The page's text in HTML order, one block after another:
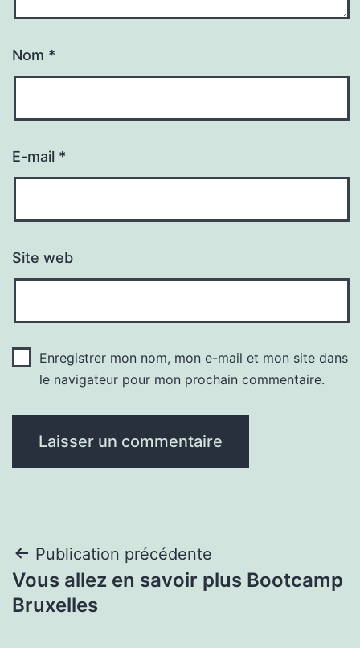
Nom *
E-mail *
Site web
Enregistrer mon nom, mon e-mail et mon site dans
le navigateur pour mon prochain commentaire.
Navigation
de
Publication précédente
Vous allez en savoir plus Bootcamp
Bruxelles